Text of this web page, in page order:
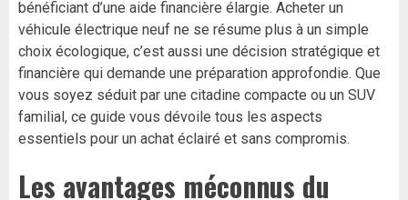
bénéficiant d’une aide financière élargie. Acheter un
véhicule électrique neuf ne se résume plus à un simple
choix écologique, c’est aussi une décision stratégique et
financière qui demande une préparation approfondie. Que
vous soyez séduit par une citadine compacte ou un SUV
familial, ce guide vous dévoile tous les aspects
essentiels pour un achat éclairé et sans compromis.
Les avantages méconnus du